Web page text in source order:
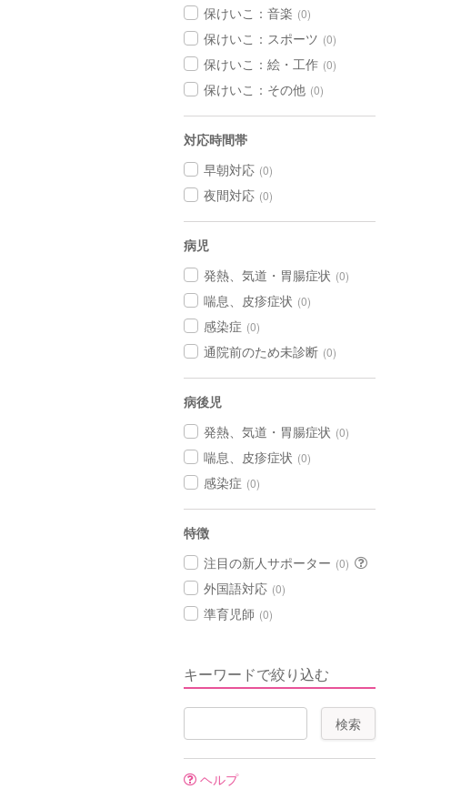
保けいこ：音楽 (0)
保けいこ：スポーツ (0)
保けいこ：絵・工作 (0)
保けいこ：その他 (0)
対応時間帯
早朝対応 (0)
夜間対応 (0)
病児
発熱、気道・胃腸症状 (0)
喘息、皮疹症状 (0)
感染症 (0)
通院前のため未診断 (0)
病後児
発熱、気道・胃腸症状 (0)
喘息、皮疹症状 (0)
感染症 (0)
特徴
注目の新人サポーター (0)
外国語対応 (0)
準育児師 (0)
キーワードで絞り込む
ヘルプ